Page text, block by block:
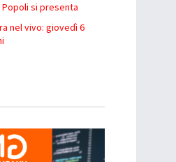
si presenta
nel vivo: giovedì 6